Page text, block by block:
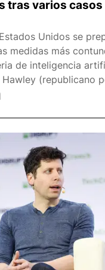
tras varios
Unidos se
medidas más
de inteligencia
Hawley (republicano
(demócrata por